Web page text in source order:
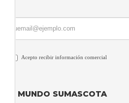
Acepto recibir información comercial
MUNDO SUMASCOTA